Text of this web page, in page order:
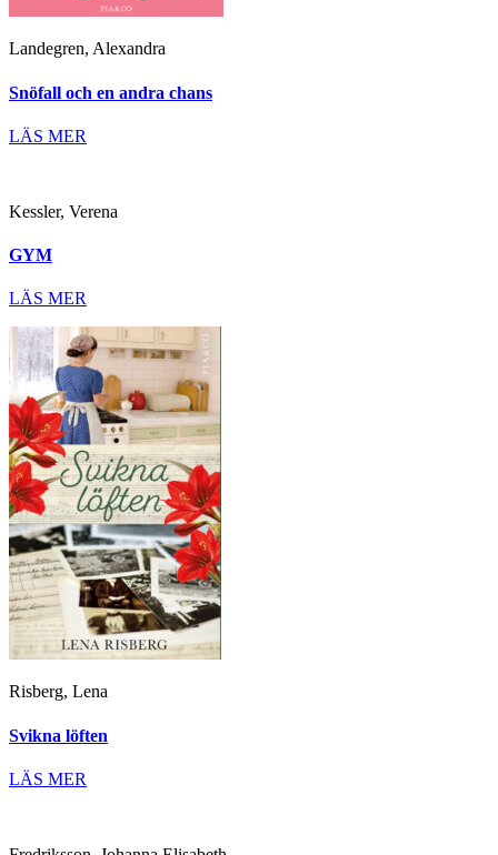
Landegren, Alexandra
Snöfall och en andra chans
LÄS MER
Kessler, Verena
GYM
LÄS MER
Risberg, Lena
Svikna löften
LÄS MER